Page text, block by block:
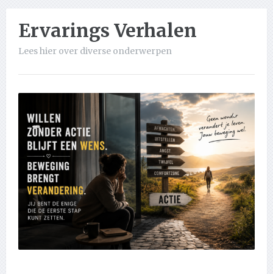
Ervarings Verhalen
Lees hier over diverse onderwerpen